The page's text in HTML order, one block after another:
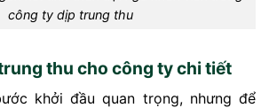
công ty dịp trung thu
thu cho công ty chi tiết
khởi đầu quan trọng, nhưng để